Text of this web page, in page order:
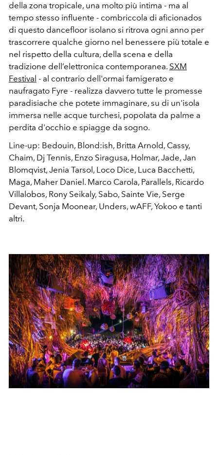
della zona tropicale, una molto più intima - ma al
tempo stesso influente - combriccola di aficionados
di questo dancefloor isolano si ritrova ogni anno per
trascorrere qualche giorno nel benessere più totale e
nel rispetto della cultura, della scena e della
tradizione dell’elettronica contemporanea. SXM
Festival - al contrario dell'ormai famigerato e
naufragato Fyre - realizza davvero tutte le promesse
paradisiache che potete immaginare, su di un'isola
immersa nelle acque turchesi, popolata da palme a
perdita d'occhio e spiagge da sogno.
Line-up: Bedouin, Blond:ish, Britta Arnold, Cassy,
Chaim, Dj Tennis, Enzo Siragusa, Holmar, Jade, Jan
Blomqvist, Jenia Tarsol, Loco Dice, Luca Bacchetti,
Maga, Maher Daniel. Marco Carola, Parallels, Ricardo
Villalobos, Rony Seikaly, Sabo, Sainte Vie, Serge
Devant, Sonja Moonear, Unders, wAFF, Yokoo e tanti
altri.